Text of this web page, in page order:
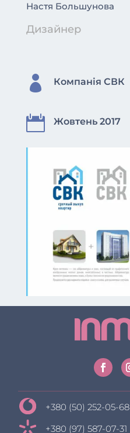
Настя Большунова
Дизайнер
 Компанія СВК
 Жовтень 2017
+380 (50) 252-05-68
+380 (97) 587-07-31